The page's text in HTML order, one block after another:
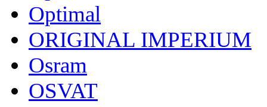
Optimal
ORIGINAL IMPERIUM
Osram
OSVAT